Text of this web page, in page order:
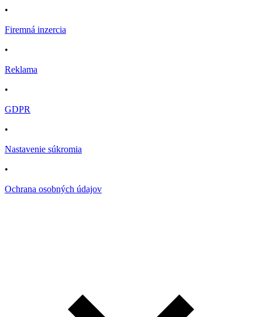
•
Firemná inzercia
•
Reklama
•
GDPR
•
Nastavenie súkromia
•
Ochrana osobných údajov